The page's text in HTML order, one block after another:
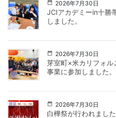
2026年7月30日
JCIアカデミーin十勝
しました。
2026年7月30日
芽室町×米カリフォ
事業に参加しました。
2026年7月30日
白樺祭が行われました